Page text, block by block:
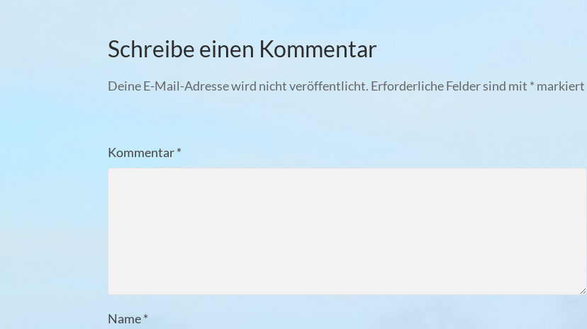
Schreibe einen Kommentar
Deine E-Mail-Adresse wird nicht veröffentlicht. Erforderliche Felder sind mit * markiert
Kommentar*
Name*